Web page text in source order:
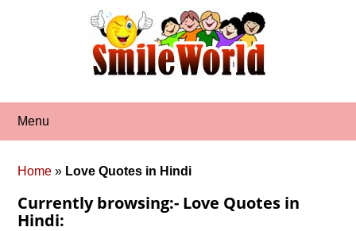
Menu
Home » Love Quotes in Hindi
Currently browsing:- Love Quotes in
Hindi: